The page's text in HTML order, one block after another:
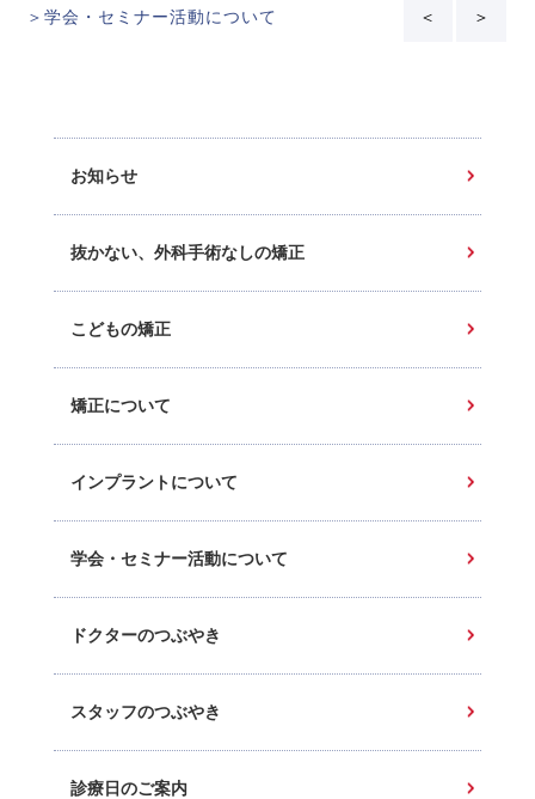
＞学会・セミナー活動について ＜ ＞
お知らせ
抜かない、外科手術なしの矯正
こどもの矯正
矯正について
インプラントについて
学会・セミナー活動について
ドクターのつぶやき
スタッフのつぶやき
診療日のご案内